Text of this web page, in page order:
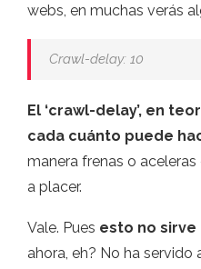
webs, en muchas verás
Crawl-delay: 10
El ‘crawl-delay’, en
cada cuánto puede
manera frenas o
a placer.
Vale. Pues esto no sirve
ahora, eh? No ha servido